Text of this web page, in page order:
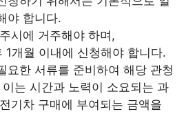
야 합니다.
시에 거주해야 하며,
1개월 이내에 신청해야 합니다.
요한 서류를 준비하여 해당 관청
는 시간과 노력이 소요되는 과
기차 구매에 부여되는 금액을